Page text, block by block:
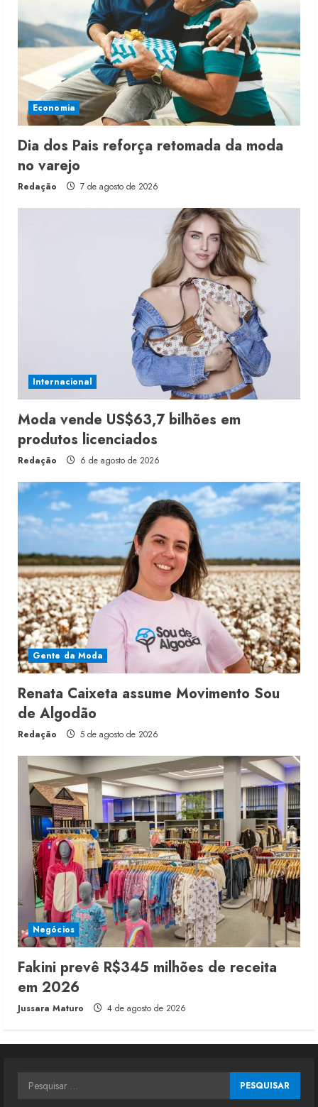
Economia
Dia dos Pais reforça retomada da moda
no varejo
Redação 7 de agosto de 2026
Internacional
Moda vende US$63,7 bilhões em
produtos licenciados
Redação 6 de agosto de 2026
Gente da Moda
Renata Caixeta assume Movimento Sou
de Algodão
Redação 5 de agosto de 2026
Negócios
Fakini prevê R$345 milhões de receita
em 2026
Jussara Maturo 4 de agosto de 2026
Pesquisar